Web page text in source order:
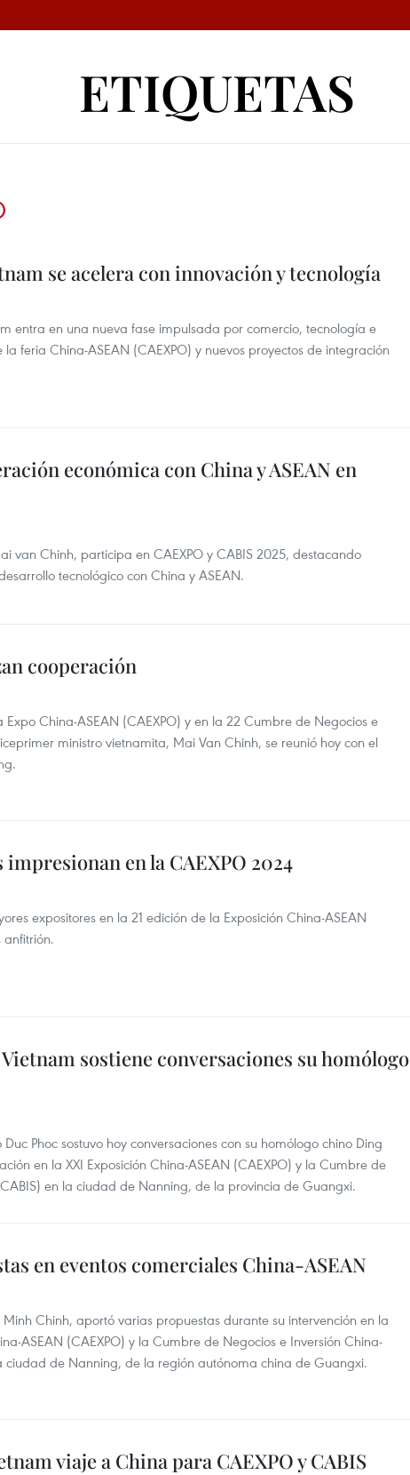
ETIQUETAS
se acelera con innovación y tecnología
entra en una nueva fase impulsada por comercio, tecnología e
feria China-ASEAN (CAEXPO) y nuevos proyectos de integración
económica con China y ASEAN en
van Chinh, participa en CAEXPO y CABIS 2025, destacando
tecnológico con China y ASEAN.
cooperación
China-ASEAN (CAEXPO) y en la 22 Cumbre de Negocios e
ministro vietnamita, Mai Van Chinh, se reunió hoy con el
en la CAEXPO 2024
expositores en la 21 edición de la Exposición China-ASEAN
anfitrión.
sostiene conversaciones su homólogo
Phoc sostuvo hoy conversaciones con su homólogo chino Ding
en la XXI Exposición China-ASEAN (CAEXPO) y la Cumbre de
en la ciudad de Nanning, de la provincia de Guangxi.
en eventos comerciales China-ASEAN
Chinh, aportó varias propuestas durante su intervención en la
ASEAN (CAEXPO) y la Cumbre de Negocios e Inversión China-
ciudad de Nanning, de la región autónoma china de Guangxi.
viaje a China para CAEXPO y CABIS